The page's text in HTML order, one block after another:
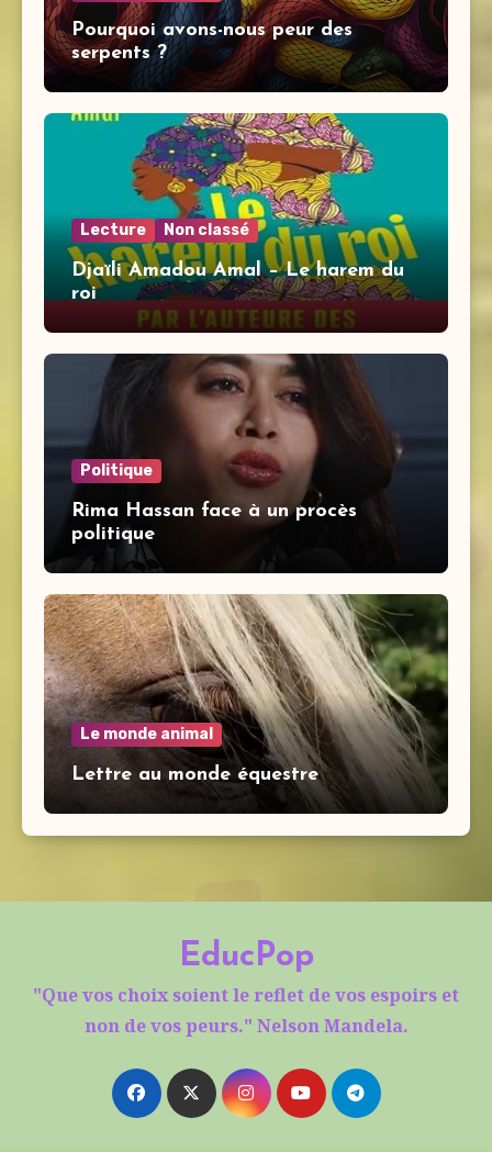
Pourquoi avons-nous peur des
serpents ?
Lecture Non classé
Djaïli Amadou Amal – Le harem du
roi
Politique
Rima Hassan face à un procès
politique
Le monde animal
Lettre au monde équestre
EducPop
"Que vos choix soient le reflet de vos espoirs et
non de vos peurs." Nelson Mandela.